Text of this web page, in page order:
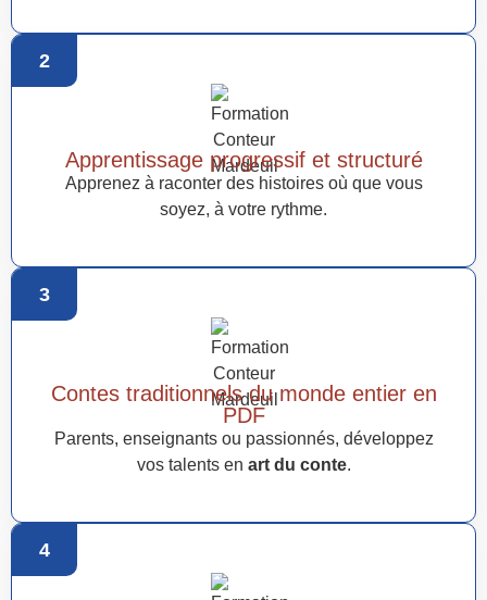
2
Apprentissage progressif et structuré
Apprenez à raconter des histoires où que vous
soyez, à votre rythme.
3
Contes traditionnels du monde entier en
PDF
Parents, enseignants ou passionnés, développez
vos talents en art du conte.
4